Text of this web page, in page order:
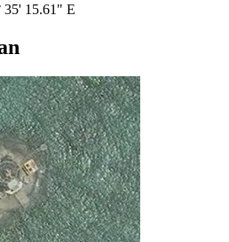
35' 15.61" E